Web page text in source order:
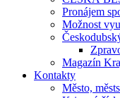
Pronájem
Možnost
Magazín
Kontakty
Město,